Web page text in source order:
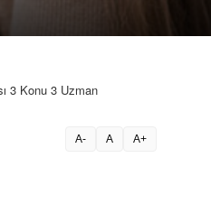
3 Konu 3 Uzman
A- A A+